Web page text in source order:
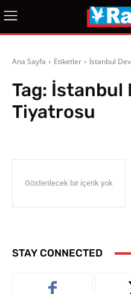
Ana Sayfa Etiketler İstanbul
Tag: İstanbul
Tiyatrosu
Gösterilecek bir içerik yok
STAY CONNECTED